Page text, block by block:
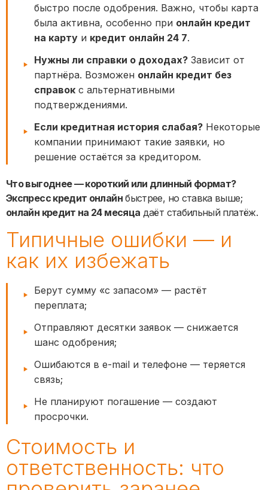
быстро после одобрения. Важно, чтобы карта
была активна, особенно при онлайн кредит
на карту и кредит онлайн 24 7.
Нужны ли справки о доходах? Зависит от
партнёра. Возможен онлайн кредит без
справок с альтернативными
подтверждениями.
Если кредитная история слабая? Некоторые
компании принимают такие заявки, но
решение остаётся за кредитором.
Что выгоднее — короткий или длинный формат?
Экспресс кредит онлайнбыстрее, но ставка выше;
онлайн кредит на 24 месяца даёт стабильный платёж.
Типичные ошибки — и
как их избежать
Берут сумму «с запасом» — растёт
переплата;
Отправляют десятки заявок — снижается
шанс одобрения;
Ошибаются в e-mail и телефоне — теряется
связь;
Не планируют погашение — создают
просрочки.
Стоимость и
ответственность: что